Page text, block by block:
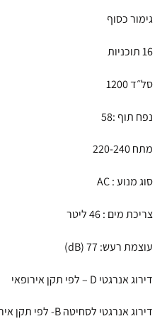
גימור כסוף
16 תוכניות
סל״ד 1200
נפח תוף :58
מתח 220-240
סוג מנוע : AC
צריכת מים : 46 ליטר
עוצמת רעש: 77 (dB)
דירוג אנרגטי D – לפי תקן אירופאי
דירוג אנרגטי לסחיטה B- לפי תקן אירופאי